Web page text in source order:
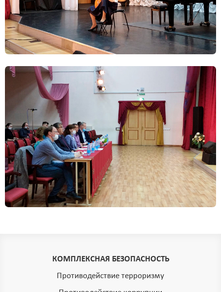
КОМПЛЕКСНАЯ БЕЗОПАСНОСТЬ
Противодействие терроризму